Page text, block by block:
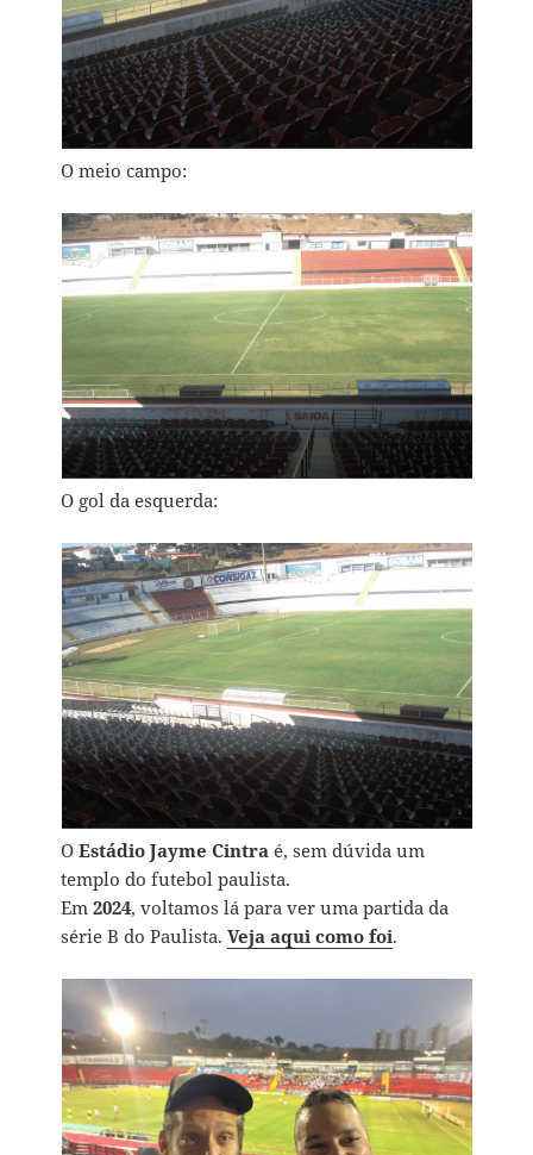
O meio campo:
O gol da esquerda:
O Estádio Jayme Cintra é, sem dúvida um
templo do futebol paulista.
Em2024, voltamos lá para ver uma partida da
série B do Paulista.Veja aqui como foi.